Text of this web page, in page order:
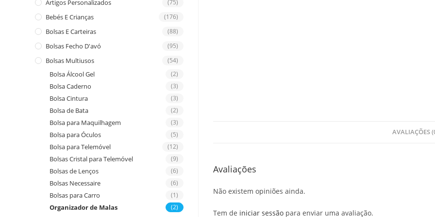
Artigos Personalizados (75)
Bebés E Crianças (176)
Bolsas E Carteiras (88)
Bolsas Fecho D'avó (95)
Bolsas Multiusos (54)
Bolsa Álcool Gel (2)
Bolsa Caderno (3)
Bolsa Cintura (3)
Bolsa de Bata (2)
Bolsa para Maquilhagem (3)
Bolsa para Óculos (5)
Bolsa para Telemóvel (12)
Bolsas Cristal para Telemóvel (9)
Bolsas de Lenços (6)
Bolsas Necessaire (6)
Bolsas para Carro (1)
Organizador de Malas (2)
AVALIAÇÕES
Avaliações
Não existem opiniões ainda.
Tem de iniciar sessão para enviar uma avaliação.